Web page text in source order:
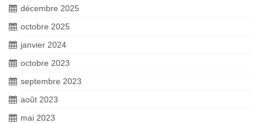
décembre 2025
octobre 2025
janvier 2024
octobre 2023
septembre 2023
août 2023
mai 2023